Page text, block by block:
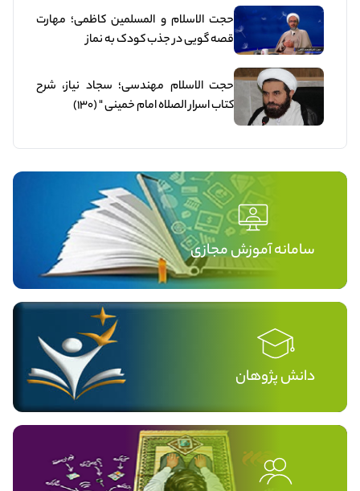
حجت الاسلام و المسلمین کاظمی؛ مهارت
قصه گویی در جذب کودک به نماز
حجت الاسلام مهندسی؛ سجاد نیاز، شرح
کتاب اسرار الصلاه امام خمینی " (130)
سامانه آموزش مجازی
دانش پژوهان